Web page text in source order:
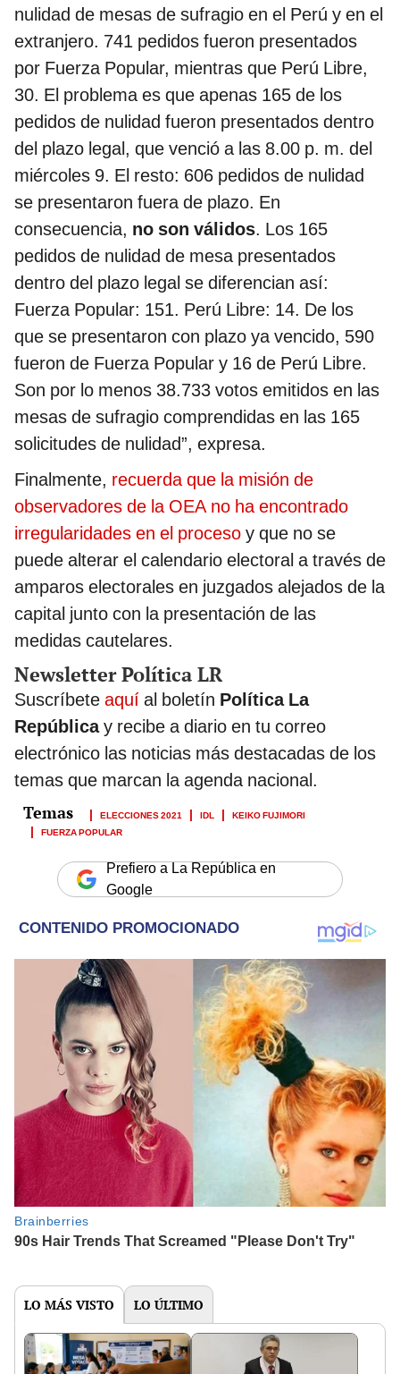
nulidad de mesas de sufragio en el Perú y en el
extranjero. 741 pedidos fueron presentados
por Fuerza Popular, mientras que Perú Libre,
30. El problema es que apenas 165 de los
pedidos de nulidad fueron presentados dentro
del plazo legal, que venció a las 8.00 p. m. del
miércoles 9. El resto: 606 pedidos de nulidad
se presentaron fuera de plazo. En
consecuencia, no son válidos. Los 165
pedidos de nulidad de mesa presentados
dentro del plazo legal se diferencian así:
Fuerza Popular: 151. Perú Libre: 14. De los
que se presentaron con plazo ya vencido, 590
fueron de Fuerza Popular y 16 de Perú Libre.
Son por lo menos 38.733 votos emitidos en las
mesas de sufragio comprendidas en las 165
solicitudes de nulidad”, expresa.
Finalmente, recuerda que la misión de
observadores de la OEA no ha encontrado
irregularidades en el proceso y que no se
puede alterar el calendario electoral a través de
amparos electorales en juzgados alejados de la
capital junto con la presentación de las
medidas cautelares.
Newsletter Política LR
Suscríbete aquí al boletín Política La
Repúblicay recibe a diario en tu correo
electrónico las noticias más destacadas de los
temas que marcan la agenda nacional.
ELECCIONES 2021 IDL
KEIKO FUJIMORI
FUERZA POPULAR
Prefiero a La República en
Google
LO MÁS VISTO LO ÚLTIMO